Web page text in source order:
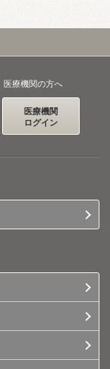
医療機関の方へ
医療機関
ログイン